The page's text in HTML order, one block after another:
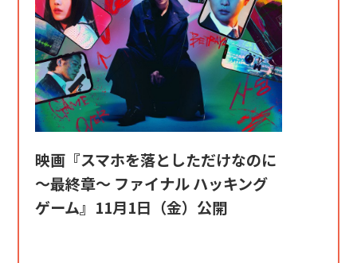
映画『スマホを落としただけなのに
～最終章～ ファイナル ハッキング
ゲーム』11月1日（金）公開